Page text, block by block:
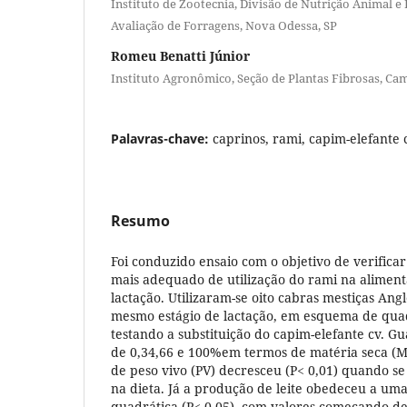
Instituto de Zootecnia, Divisão de Nutrição Animal e
Avaliação de Forragens, Nova Odessa, SP
Romeu Benatti Júnior
Instituto Agronômico, Seção de Plantas Fibrosas,
Palavras-chave: caprinos, rami, capim-elefante
Resumo
Foi conduzido ensaio com o objetivo de
mais adequado de utilização do rami na
lactação. Utilizaram-se oito cabras mestiças
mesmo estágio de lactação, em esquema de
testando a substituição do capim-elefante cv.
de 0,34,66 e 100%em termos de matéria seca
de peso vivo (PV) decresceu (P< 0,01) quando
na dieta. Já a produção de leite obedeceu a